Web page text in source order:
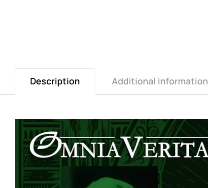
Description Additional information